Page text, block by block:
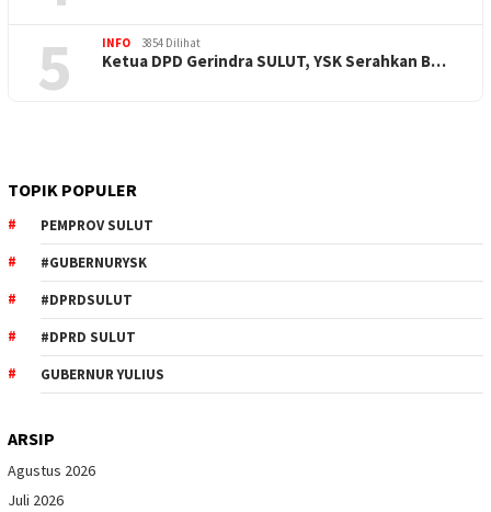
5
INFO 3854 Dilihat
Ketua DPD Gerindra SULUT, YSK Serahkan B…
TOPIK POPULER
PEMPROV SULUT
#GUBERNURYSK
#DPRDSULUT
#DPRD SULUT
GUBERNUR YULIUS
ARSIP
Agustus 2026
Juli 2026